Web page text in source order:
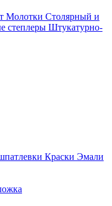
Молотки Столярный и
степлеры Штукатурно-
Краски Эмали